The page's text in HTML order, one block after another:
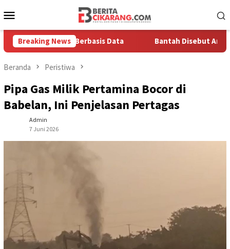
ke
Mobile
Breaking News
Solusi Berbasis Data Bantah Disebut Arogan, Kuasa
Beranda Peristiwa
Pipa Gas Milik Pertamina Bocor di
Babelan, Ini Penjelasan Pertagas
Admin
7 Juni 2026